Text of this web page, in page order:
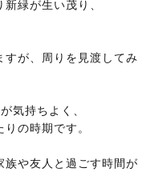
緑が生い茂り、
が、周りを見渡してみ
気持ちよく、
の時期です。
族や友人と過ごす時間が